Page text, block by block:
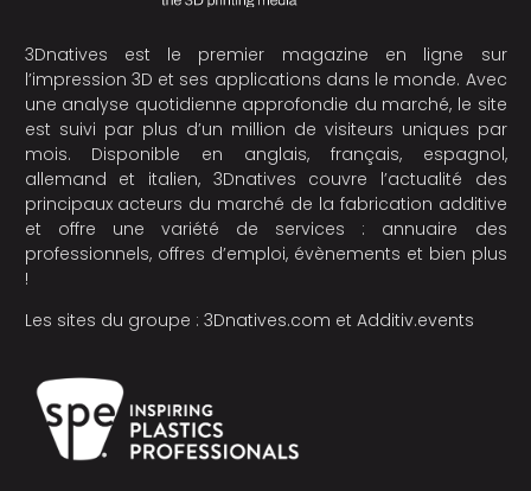
3Dnatives est le premier magazine en ligne sur
l’impression 3D et ses applications dans le monde. Avec
une analyse quotidienne approfondie du marché, le site
est suivi par plus d’un million de visiteurs uniques par
mois. Disponible en anglais, français, espagnol,
allemand et italien, 3Dnatives couvre l’actualité des
principaux acteurs du marché de la fabrication additive
et offre une variété de services : annuaire des
professionnels, offres d’emploi, évènements et bien plus
!
Les sites du groupe : 3Dnatives.com et Additiv.events